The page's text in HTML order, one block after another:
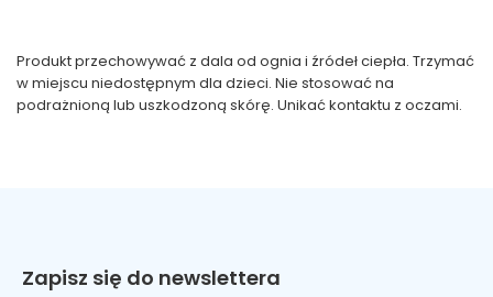
Produkt przechowywać z dala od ognia i źródeł ciepła. Trzymać
w miejscu niedostępnym dla dzieci. Nie stosować na
podrażnioną lub uszkodzoną skórę. Unikać kontaktu z oczami.
Zapisz się do newslettera